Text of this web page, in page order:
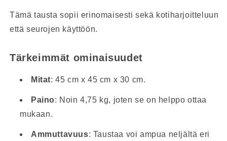
Tämä tausta sopii erinomaisesti sekä kotiharjoitteluun
että seurojen käyttöön.
Tärkeimmät ominaisuudet
Mitat: 45 cm x 45 cm x 30 cm.
Paino: Noin 4,75 kg, joten se on helppo ottaa
mukaan.
Ammuttavuus: Taustaa voi ampua neljältä eri